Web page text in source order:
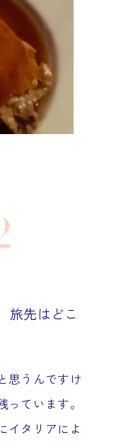
旅先はどこ
思うんですけ
ています。
イタリアによ